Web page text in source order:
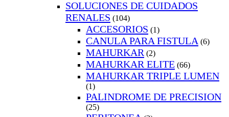
SOLUCIONES DE CUIDADOS
RENALES (104)
ACCESORIOS (1)
CANULA PARA FISTULA (6)
MAHURKAR (2)
MAHURKAR ELITE (66)
MAHURKAR TRIPLE LUMEN
(1)
PALINDROME DE PRECISION
(25)